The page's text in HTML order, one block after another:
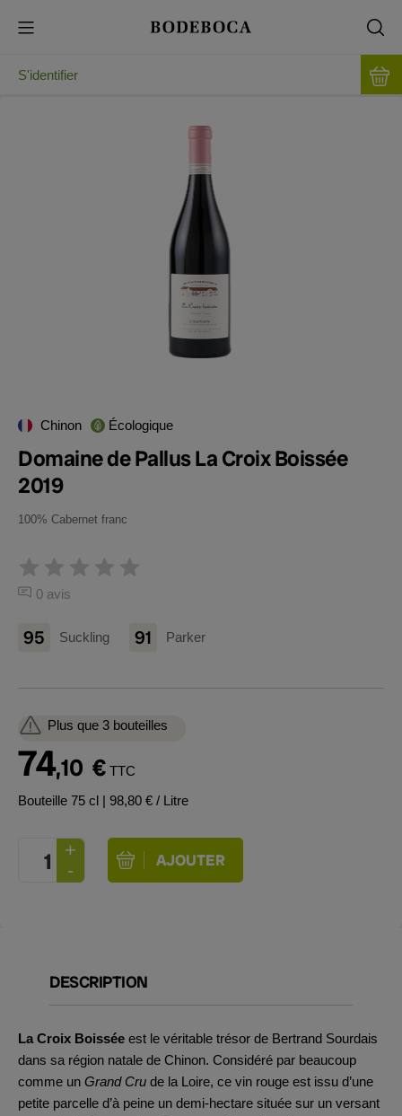
S'identifier
Chinon Écologique
Domaine de Pallus La Croix Boissée
2019
100% Cabernet franc
0 avis
95 Suckling 91 Parker
Plus que 3 bouteilles
74,10 € TTC
Bouteille 75 cl | 98,80 € / Litre
DESCRIPTION
La Croix Boissée est le véritable trésor de Bertrand Sourdais
dans sa région natale de Chinon. Considéré par beaucoup
comme un Grand Cru de la Loire, ce vin rouge est issu d’une
petite parcelle d’à peine un demi-hectare située sur un versant